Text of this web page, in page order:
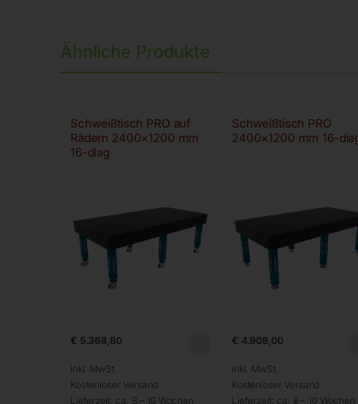
Ähnliche Produkte
Schweißtisch PRO auf
Rädern 2400×1200 mm
16-diag
€ 5.368,80
inkl. MwSt.
Kostenloser Versand
Lieferzeit: ca. 8 – 10 Wochen
Schweißtisch PRO
2400×1200 mm 16-
€ 4.908,00
inkl. MwSt.
Kostenloser Versand
Lieferzeit: ca. 8 – 10 Wochen